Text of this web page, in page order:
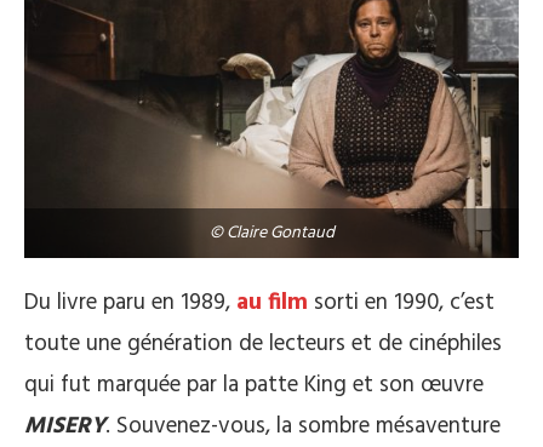
© Claire Gontaud
Du livre paru en 1989, au film sorti en 1990, c’est
toute une génération de lecteurs et de cinéphiles
qui fut marquée par la patte King et son œuvre
MISERY. Souvenez-vous, la sombre mésaventure